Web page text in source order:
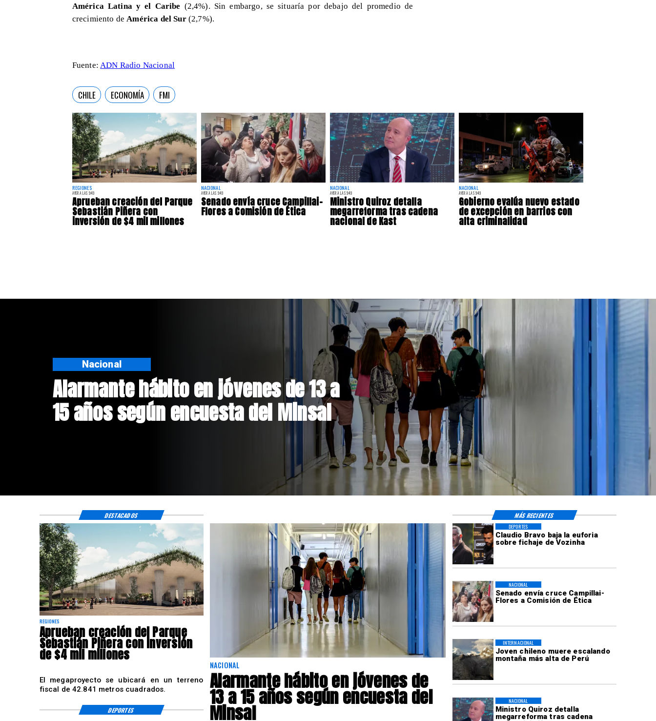
REGIONES
AYER A LAS 9:49
Aprueban creación del Parque
Sebastián Piñera con
inversión de $4 mil millones
NACIONAL
AYER A LAS 9:49
Senado envía cruce Campillai-
Flores a Comisión de Ética
NACIONAL
AYER A LAS 9:49
Ministro Quiroz detalla
megarreforma tras cadena
nacional de Kast
NACIONAL
AYER A LAS 9:49
Gobierno evalúa nuevo estado
de excepción en barrios con
alta criminalidad
América Latina y el Caribe (2,4%). Sin embargo, se situaría por debajo del promedio de
crecimiento de América del Sur(2,7%).
Fuente: ADN Radio Nacional
CHILE ECONOMÍA FMI
Aprueban creación del Parque
Sebastián Piñera con inversión de
Regiones
Claudio Bravo baja la euforia
sobre fichaje de Vozinha
DEPORTES
Senado envía cruce Campillai-
Flores a Comisión de Ética
NACIONAL
Joven chileno muere escalando
montaña más alta de Perú
INTERNACIONAL
Ministro Quiroz detalla
megarreforma tras cadena
NACIONAL
REGIONES
Aprueban creación del Parque
Sebastián Piñera con inversión
de $4 mil millones
El megaproyecto se ubicará en un terreno
fiscal de 42.841 metros cuadrados.
NACIONAL
Alarmante hábito en jóvenes de
13 a 15 años según encuesta del
Minsal
DESTACADOS MÁS RECIENTES
DEPORTES